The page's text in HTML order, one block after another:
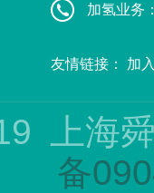
加氢业务
友情链接： 加
上海
备